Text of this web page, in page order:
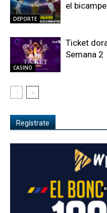
DEPORTE
el
CASINO
Ticket
Semana 2
Regístrate